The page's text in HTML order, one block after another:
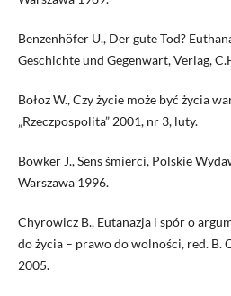
Benzenhöfer U., Der gute Tod?
Geschichte und Gegenwart, Verlag,
Bołoz W., Czy życie może być życia
„Rzeczpospolita” 2001, nr 3, luty.
Bowker J., Sens śmierci, Polskie
Warszawa 1996.
Chyrowicz B., Eutanazja i spór o
do życia – prawo do wolności, red. B.
2005.